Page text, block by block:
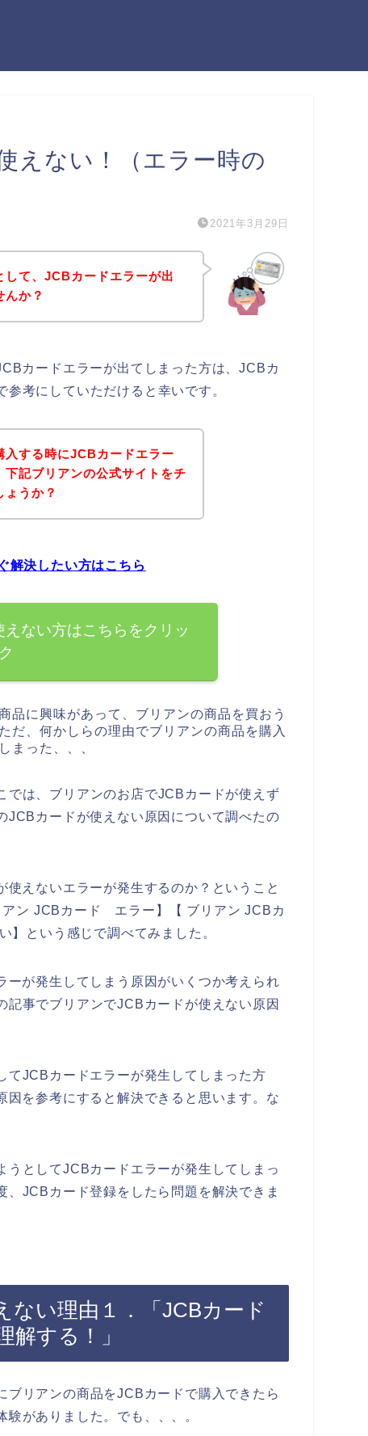
えない！（エラー時の
2021年3月29日
して、JCBカードエラーが出
んか？
カードエラーが出てしまった方は、JCBカ
考にしていただけると幸いです。
入する時にJCBカードエラー
記ブリアンの公式サイトをチ
ょうか？
解決したい方はこちら
ない方はこちらをクリッ
ク
品に興味があって、ブリアンの商品を買おう
だ、何かしらの理由でブリアンの商品を購入
まった、、、
では、ブリアンのお店でJCBカードが使えず
JCBカードが使えない原因について調べたの
えないエラーが発生するのか？ということ
ン JCBカード エラー】【 ブリアン JCBカ
という感じで調べてみました。
が発生してしまう原因がいくつか考えられ
記事でブリアンでJCBカードが使えない原因
てJCBカードエラーが発生してしまった方
を参考にすると解決できると思います。な
うとしてJCBカードエラーが発生してしまっ
JCBカード登録をしたら問題を解決できま
ない理由１．「JCBカード
する！」
リアンの商品をJCBカードで購入できたら
がありました。でも、、、。